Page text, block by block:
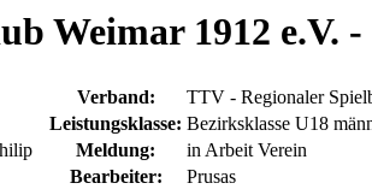
Weimar 1912 e.V.
Verband:
TTV - Regionaler
Leistungsklasse: Bezirksklasse U18
Meldung:
in Arbeit Verein
Bearbeiter:
Prusas